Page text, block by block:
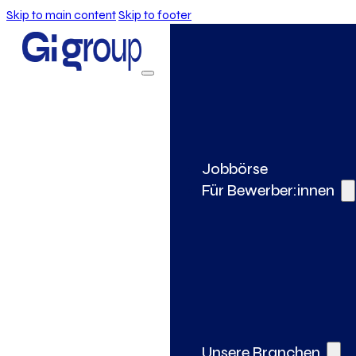
Skip to main contentSkip to footer
Jobbörse
Für Bewerber:innen